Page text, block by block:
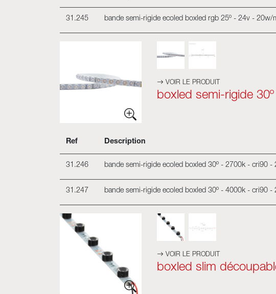
31.245 bande semi-rigide ecoled boxled rgb 25º - 24v -
VOIR LE PRODUIT
boxled semi-rigide 30º
Ref Description
31.246 bande semi-rigide ecoled boxled 30º - 2700k - cri90
31.247 bande semi-rigide ecoled boxled 30º - 4000k - cri90
VOIR LE PRODUIT
boxled slim